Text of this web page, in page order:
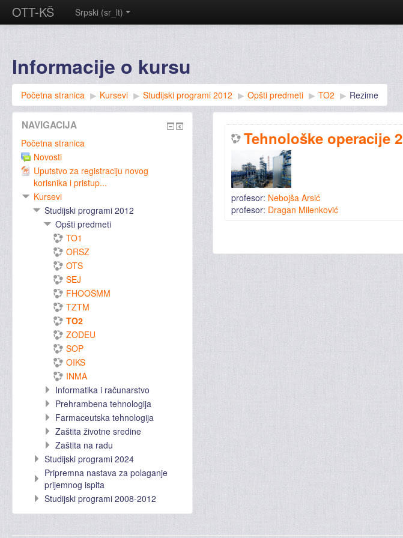
OTT-KŠ Srpski ‎(sr_lt)‎
Informacije o kursu
Početna stranica ▶︎ Kursevi ▶︎ Studijski programi 2012 ▶︎ Opšti predmeti ▶︎ TO2 ▶︎ Rezime
Tehnološke operacije 2
profesor: Nebojša Arsić
profesor: Dragan Milenković
NAVIGACIJA
Početna stranica
Novosti
Uputstvo za registraciju novog
korisnika i pristup...
Kursevi
Studijski programi 2012
Opšti predmeti
TO1
ORSZ
OTS
SEJ
FHOOŠMM
TZTM
TO2
ZODEU
SOP
OIKS
INMA
Informatika i računarstvo
Prehrambena tehnologija
Farmaceutska tehnologija
Zaštita životne sredine
Zaštita na radu
Studijski programi 2024
Pripremna nastava za polaganje
prijemnog ispita
Studijski programi 2008-2012